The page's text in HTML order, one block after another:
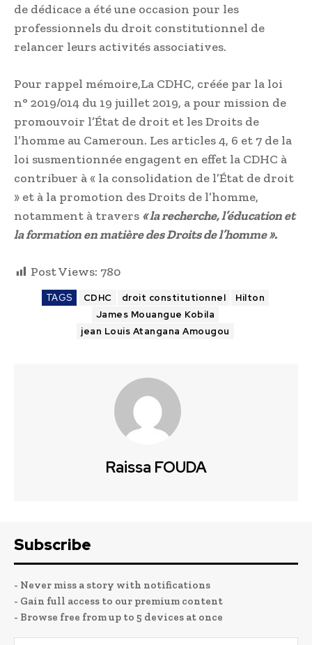
de dédicace a été une occasion pour les
professionnels du droit constitutionnel de
relancer leurs activités associatives.
Pour rappel mémoire,La CDHC, créée par la loi
n° 2019/014 du 19 juillet 2019, a pour mission de
promouvoir l’État de droit et les Droits de
l’homme au Cameroun. Les articles 4, 6 et 7 de la
loi susmentionnée engagent en effet la CDHC à
contribuer à « la consolidation de l’État de droit
» et à la promotion des Droits de l’homme,
notamment à travers « la recherche, l’éducation et
la formation en matière des Droits de l’homme ».
Post Views: 780
TAGS CDHC droit constitutionnel
Hilton
James Mouangue Kobila
jean Louis Atangana Amougou
Raissa FOUDA
Subscribe
- Never miss a story with notifications
- Gain full access to our premium content
- Browse free from up to 5 devices at once